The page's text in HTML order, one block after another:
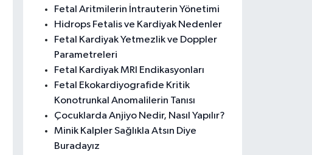
Fetal Aritmilerin İntrauterin Yönetimi
Hidrops Fetalis ve Kardiyak Nedenler
Fetal Kardiyak Yetmezlik ve Doppler
Parametreleri
Fetal Kardiyak MRI Endikasyonları
Fetal Ekokardiyografide Kritik
Konotrunkal Anomalilerin Tanısı
Çocuklarda Anjiyo Nedir, Nasıl Yapılır?
Minik Kalpler Sağlıkla Atsın Diye
Buradayız